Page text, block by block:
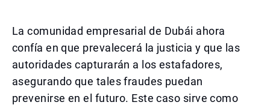
La comunidad empresarial de Dubái ahora
confía en que prevalecerá la justicia y que las
autoridades capturarán a los estafadores,
asegurando que tales fraudes puedan
prevenirse en el futuro. Este caso sirve como